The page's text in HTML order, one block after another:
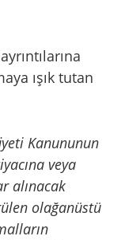
ışık tutan
Kanununun
veya
alınacak
olağanüstü